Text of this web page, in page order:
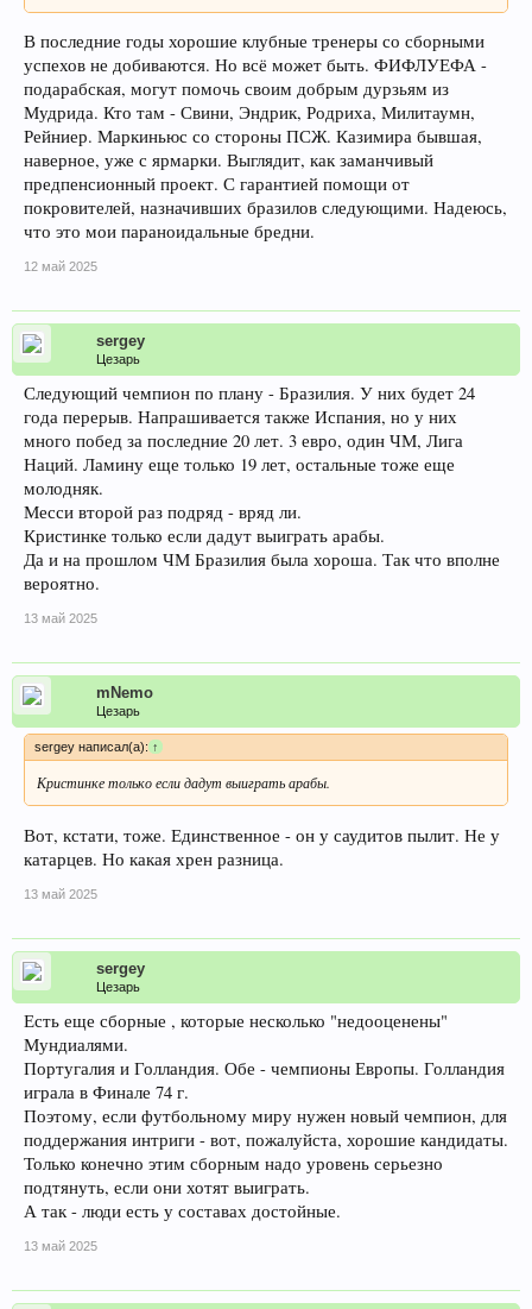
В последние годы хорошие клубные тренеры со сборными
успехов не добиваются. Но всё может быть. ФИФЛУЕФА -
подарабская, могут помочь своим добрым дурзьям из
Мудрида. Кто там - Свини, Эндрик, Родриха, Милитаумн,
Рейниер. Маркиньюс со стороны ПСЖ. Казимира бывшая,
наверное, уже с ярмарки. Выглядит, как заманчивый
предпенсионный проект. С гарантией помощи от
покровителей, назначивших бразилов следующими. Надеюсь,
что это мои параноидальные бредни.
12 май 2025
sergey
Цезарь
Следующий чемпион по плану - Бразилия. У них будет 24
года перерыв. Напрашивается также Испания, но у них
много побед за последние 20 лет. 3 евро, один ЧМ, Лига
Наций. Ламину еще только 19 лет, остальные тоже еще
молодняк.
Месси второй раз подряд - вряд ли.
Кристинке только если дадут выиграть арабы.
Да и на прошлом ЧМ Бразилия была хороша. Так что вполне
вероятно.
13 май 2025
mNemo
Цезарь
sergey написал(а): ↑
Кристинке только если дадут выиграть арабы.
Вот, кстати, тоже. Единственное - он у саудитов пылит. Не у
катарцев. Но какая хрен разница.
13 май 2025
sergey
Цезарь
Есть еще сборные , которые несколько "недооценены"
Мундиалями.
Португалия и Голландия. Обе - чемпионы Европы. Голландия
играла в Финале 74 г.
Поэтому, если футбольному миру нужен новый чемпион, для
поддержания интриги - вот, пожалуйста, хорошие кандидаты.
Только конечно этим сборным надо уровень серьезно
подтянуть, если они хотят выиграть.
А так - люди есть у составах достойные.
13 май 2025